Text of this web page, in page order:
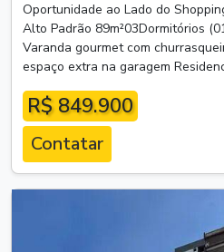
Oportunidade ao Lado do
Alto Padrão 89m²03Dormitórios
Varanda gourmet com
espaço extra na garagem
R$ 849.900
Contatar